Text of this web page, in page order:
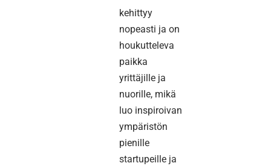
kehittyy
nopeasti ja on
houkutteleva
paikka
yrittäjille ja
nuorille, mikä
luo inspiroivan
ympäristön
pienille
startupeille ja